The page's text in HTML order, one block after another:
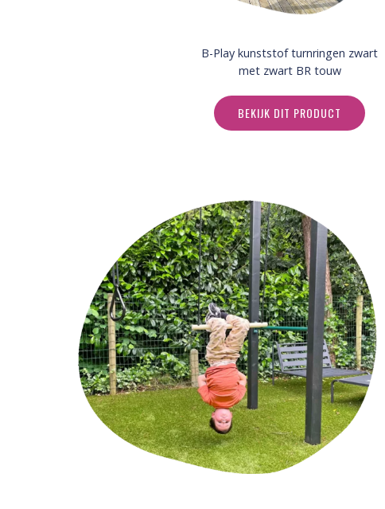
B-Play kunststof turnringen zwart
met zwart BR touw
BEKIJK DIT PRODUCT